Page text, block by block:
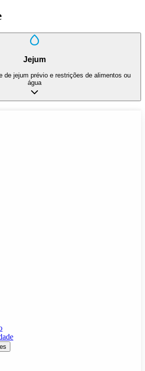
Jejum
de jejum prévio e restrições de alimentos ou
água